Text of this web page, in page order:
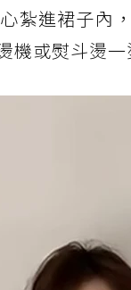
紮進裙子內
或熨斗燙一